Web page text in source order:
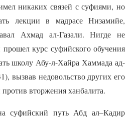
никаких связей с суфиями, но
лекции в мадрасе Низамийе,
Ахмад ал-Газали. Нигде не
прошел курс суфийского обучения
школу Абу-л-Хайра Хаммада ад-
вызвав недовольство других его
вторжения ханбалита.
суфийский путь Абд ал–Кадир